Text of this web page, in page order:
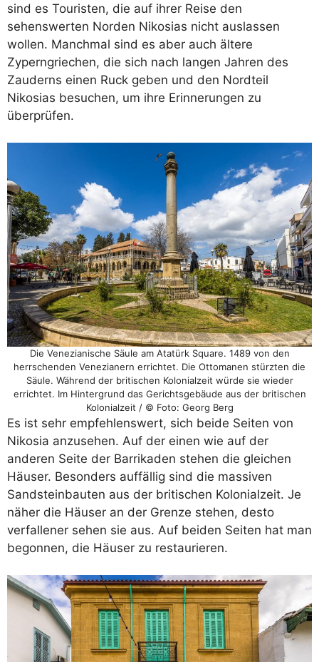
sind es Touristen, die auf ihrer Reise den
sehenswerten Norden Nikosias nicht auslassen
wollen. Manchmal sind es aber auch ältere
Zyperngriechen, die sich nach langen Jahren des
Zauderns einen Ruck geben und den Nordteil
Nikosias besuchen, um ihre Erinnerungen zu
überprüfen.
Die Venezianische Säule am Atatürk Square. 1489 von den
herrschenden Venezianern errichtet. Die Ottomanen stürzten die
Säule. Während der britischen Kolonialzeit würde sie wieder
errichtet. Im Hintergrund das Gerichtsgebäude aus der britischen
Kolonialzeit / © Foto: Georg Berg
Es ist sehr empfehlenswert, sich beide Seiten von
Nikosia anzusehen. Auf der einen wie auf der
anderen Seite der Barrikaden stehen die gleichen
Häuser. Besonders auffällig sind die massiven
Sandsteinbauten aus der britischen Kolonialzeit. Je
näher die Häuser an der Grenze stehen, desto
verfallener sehen sie aus. Auf beiden Seiten hat man
begonnen, die Häuser zu restaurieren.